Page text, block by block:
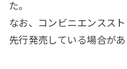
た。
なお、コンビニエンスス
先行発売している場合があ